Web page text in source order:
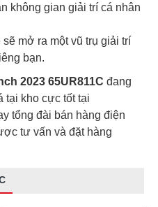
không gian giải trí cá nhân
mở ra một vũ trụ giải trí
bạn.
2023 65UR811C đang
tại kho cực tốt tại
tổng đài bán hàng điện
tư vấn và đặt hàng